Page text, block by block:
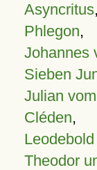
Asyncritus,
Phlegon,
Johannes
Sieben
Julian
Cléden,
Theodor